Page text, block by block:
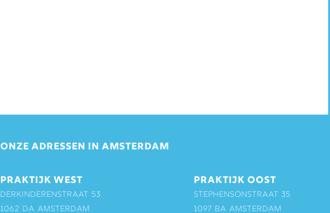
ONZE ADRESSEN IN AMSTERDAM
PRAKTIJK WEST
Derkinderenstraat 53
1062 DA Amsterdam
PRAKTIJK OOST
Stephensonstraat 35
1097 BA Amsterdam